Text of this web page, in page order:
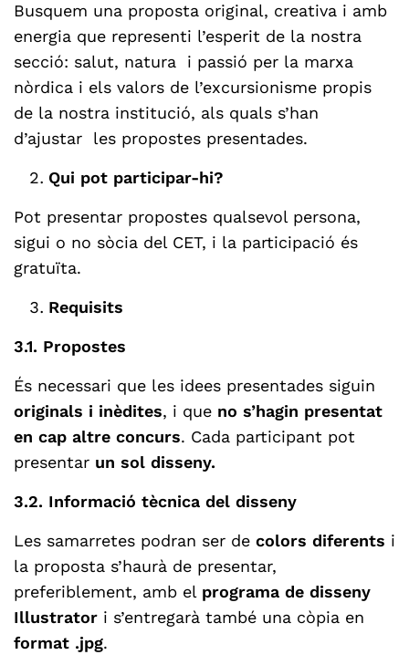
Busquem una proposta original, creativa i amb
energia que representi l’esperit de la nostra
secció: salut, natura i passió per la marxa
nòrdica i els valors de l’excursionisme propis
de la nostra institució, als quals s’han
d’ajustar les propostes presentades.
Qui pot participar-hi?
Pot presentar propostes qualsevol persona,
sigui o no sòcia del CET, i la participació és
gratuïta.
Requisits
3.1. Propostes
És necessari que les idees presentades siguin
originals i inèdites, i que no s’hagin presentat
en cap altre concurs. Cada participant pot
presentar un sol disseny.
3.2. Informació tècnica del disseny
Les samarretes podran ser de colors diferents i
la proposta s’haurà de presentar,
preferiblement, amb el programa de disseny
Illustrator i s’entregarà també una còpia en
format .jpg.